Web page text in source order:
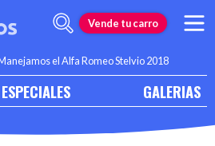
Vende tu carro
el Alfa Romeo Stelvio 2018
ESPECIALES GALERIAS